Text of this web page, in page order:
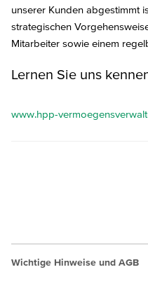
unserer Kunden abgestimmt
strategischen
Mitarbeiter sowie einem
Lernen Sie uns
www.hpp-
Wichtige Hinweise und AGB